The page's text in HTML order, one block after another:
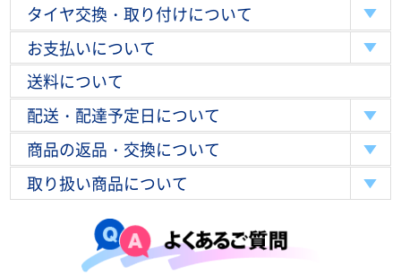
タイヤ交換・取り付けについて
お支払いについて
送料について
配送・配達予定日について
商品の返品・交換について
取り扱い商品について